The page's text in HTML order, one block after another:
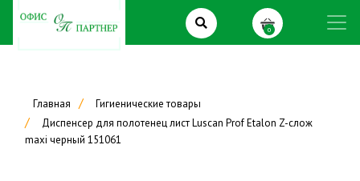
0
Главная
Гигиенические товары
Диспенсер для полотенец лист Luscan Prof Etalon Z-слож
maxi черный 151061